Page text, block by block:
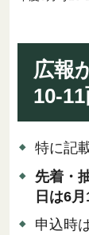
広報
10-
特に記
先着・
日は6
申込時